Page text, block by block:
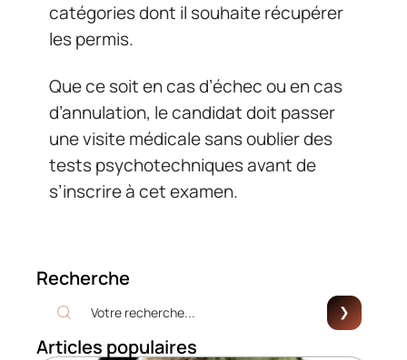
catégories dont il souhaite récupérer
les permis.
Que ce soit en cas d’échec ou en cas
d’annulation, le candidat doit passer
une visite médicale sans oublier des
tests psychotechniques avant de
s’inscrire à cet examen.
Recherche
Articles populaires